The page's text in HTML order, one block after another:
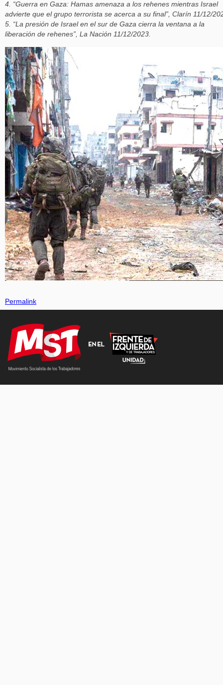
4. “Guerra en Gaza: Hamas amenaza a los rehenes mientras Israel
advierte que el grupo terrorista se acerca a su final”, Clarín 11/12/
5. “La presión de Israel en el sur de Gaza cierra la ventana a la
liberación de rehenes”, La Nación 11/12/2023.
Permalink